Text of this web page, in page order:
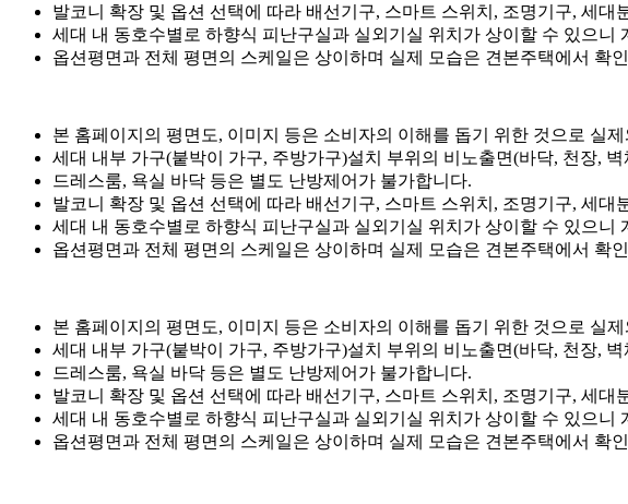
발코니 확장 및 옵션 선택에 따라 배선기구, 스마트 스위치, 조명기구, 세
세대 내 동호수별로 하향식 피난구실과 실외기실 위치가 상이할 수 있으니
옵션평면과 전체 평면의 스케일은 상이하며 실제 모습은 견본주택에서 확
본 홈페이지의 평면도, 이미지 등은 소비자의 이해를 돕기 위한 것으로 실
세대 내부 가구(붙박이 가구, 주방가구)설치 부위의 비노출면(바닥, 천장,
드레스룸, 욕실 바닥 등은 별도 난방제어가 불가합니다.
발코니 확장 및 옵션 선택에 따라 배선기구, 스마트 스위치, 조명기구, 세
세대 내 동호수별로 하향식 피난구실과 실외기실 위치가 상이할 수 있으니
옵션평면과 전체 평면의 스케일은 상이하며 실제 모습은 견본주택에서 확
본 홈페이지의 평면도, 이미지 등은 소비자의 이해를 돕기 위한 것으로 실
세대 내부 가구(붙박이 가구, 주방가구)설치 부위의 비노출면(바닥, 천장,
드레스룸, 욕실 바닥 등은 별도 난방제어가 불가합니다.
발코니 확장 및 옵션 선택에 따라 배선기구, 스마트 스위치, 조명기구, 세
세대 내 동호수별로 하향식 피난구실과 실외기실 위치가 상이할 수 있으니
옵션평면과 전체 평면의 스케일은 상이하며 실제 모습은 견본주택에서 확